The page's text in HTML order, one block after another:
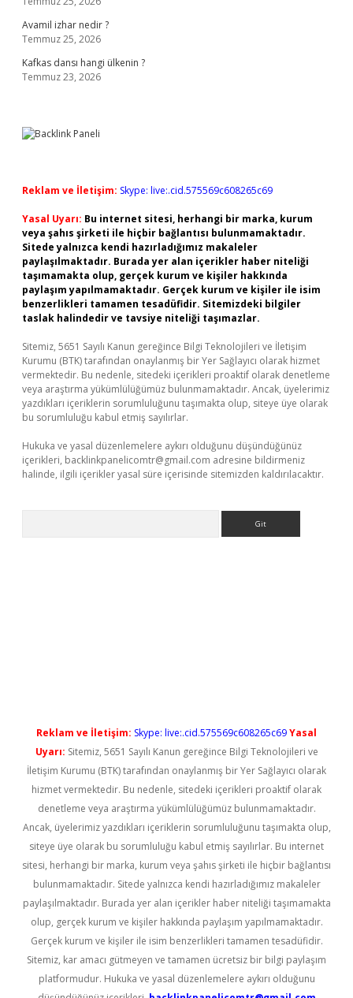
Avamil izhar nedir ?
Temmuz 25, 2026
Kafkas dansı hangi ülkenin ?
Temmuz 23, 2026
Reklam ve İletişim: Skype: live:.cid.575569c608265c69
Yasal Uyarı: Bu internet sitesi, herhangi bir marka, kurum
veya şahıs şirketi ile hiçbir bağlantısı bulunmamaktadır.
Sitede yalnızca kendi hazırladığımız makaleler
paylaşılmaktadır. Burada yer alan içerikler haber niteliği
taşımamakta olup, gerçek kurum ve kişiler hakkında
paylaşım yapılmamaktadır. Gerçek kurum ve kişiler ile isim
benzerlikleri tamamen tesadüfidir. Sitemizdeki bilgiler
taslak halindedir ve tavsiye niteliği taşımazlar.
Sitemiz, 5651 Sayılı Kanun gereğince Bilgi Teknolojileri ve İletişim
Kurumu (BTK) tarafından onaylanmış bir Yer Sağlayıcı olarak hizmet
vermektedir. Bu nedenle, sitedeki içerikleri proaktif olarak denetleme
veya araştırma yükümlülüğümüz bulunmamaktadır. Ancak, üyelerimiz
yazdıkları içeriklerin sorumluluğunu taşımakta olup, siteye üye olarak
bu sorumluluğu kabul etmiş sayılırlar.
Hukuka ve yasal düzenlemelere aykırı olduğunu düşündüğünüz
içerikleri, backlinkpanelicomtr@gmail.com adresine bildirmeniz
halinde, ilgili içerikler yasal süre içerisinde sitemizden kaldırılacaktır.
Reklam ve İletişim: Skype: live:.cid.575569c608265c69Yasal
Uyarı: Sitemiz, 5651 Sayılı Kanun gereğince Bilgi Teknolojileri ve
İletişim Kurumu (BTK) tarafından onaylanmış bir Yer Sağlayıcı olarak
hizmet vermektedir. Bu nedenle, sitedeki içerikleri proaktif olarak
denetleme veya araştırma yükümlülüğümüz bulunmamaktadır.
Ancak, üyelerimiz yazdıkları içeriklerin sorumluluğunu taşımakta olup,
siteye üye olarak bu sorumluluğu kabul etmiş sayılırlar. Bu internet
sitesi, herhangi bir marka, kurum veya şahıs şirketi ile hiçbir bağlantısı
bulunmamaktadır. Sitede yalnızca kendi hazırladığımız makaleler
paylaşılmaktadır. Burada yer alan içerikler haber niteliği taşımamakta
olup, gerçek kurum ve kişiler hakkında paylaşım yapılmamaktadır.
Gerçek kurum ve kişiler ile isim benzerlikleri tamamen tesadüfidir.
Sitemiz, kar amacı gütmeyen ve tamamen ücretsiz bir bilgi paylaşım
platformudur. Hukuka ve yasal düzenlemelere aykırı olduğunu